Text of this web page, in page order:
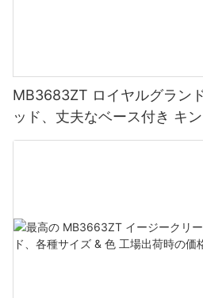
MB3683ZT ロイヤルグラン
ッド、丈夫なベース付き キ
Furniture